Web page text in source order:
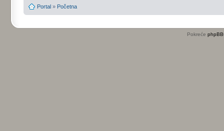
Portal » Početna
Pokreće phpBB